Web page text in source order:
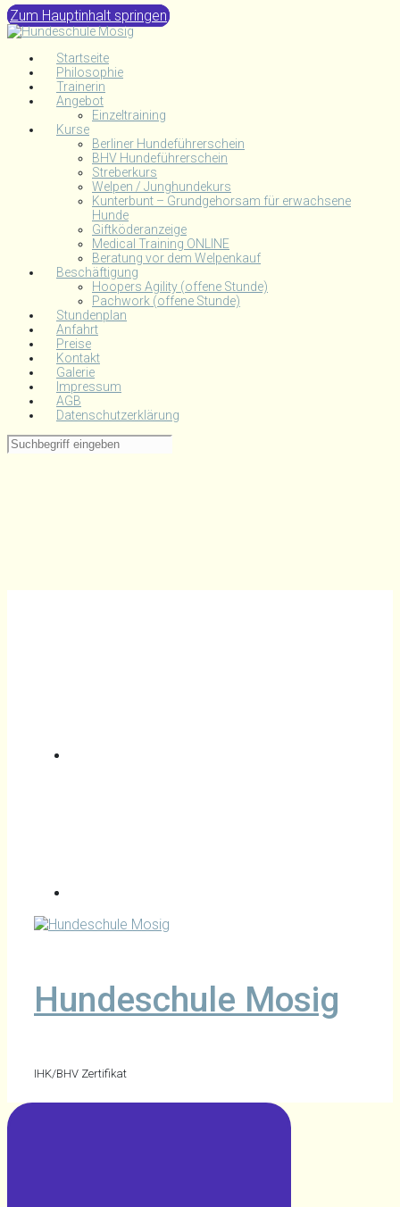
Zum Hauptinhalt springen
Startseite
Philosophie
Trainerin
Angebot
Einzeltraining
Kurse
Berliner Hundeführerschein
BHV Hundeführerschein
Streberkurs
Welpen / Junghundekurs
Kunterbunt – Grundgehorsam für erwachsene
Hunde
Giftköderanzeige
Medical Training ONLINE
Beratung vor dem Welpenkauf
Beschäftigung
Hoopers Agility (offene Stunde)
Pachwork (offene Stunde)
Stundenplan
Anfahrt
Preise
Kontakt
Galerie
Impressum
AGB
Datenschutzerklärung
Hundeschule Mosig
IHK/BHV Zertifikat